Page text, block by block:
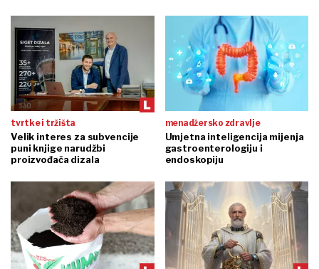
tvrtke i tržišta
Velik interes za subvencije
puni knjige narudžbi
proizvođača dizala
menadžersko zdravlje
Umjetna inteligencija mijenja
gastroenterologiju i
endoskopiju